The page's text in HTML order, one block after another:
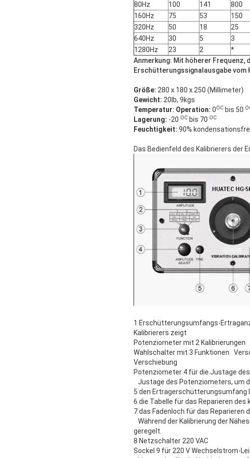
80Hz
100 141 800
160Hz
75 53 150
320Hz
50 18 25
640Hz
30 5 3
1280Hz
23 2 *
Anmerkung: Mit höherer Frequenz,
Erschütterungssignalausgabe vom
Größe: 280 x 180 x 250 (Millimeter)
Gewicht: 20lb, 9kgs
Temperatur: Operation: 0OCbis 50
Lagerung: -20 OCbis 70 OC
Feuchtigkeit: 90%
Das Bedienfeld des Kalibrierers der
1 Erschütterungsumfangs-
Kalibrierers zeigt
Potenziometer mit 2 Kalibrierungen
Wahlschalter mit 3 Funktionen
Verschiebung
Potenziometer 4 für die Justage
Justage des Potenziometers, um
5 den Ertragerschütterungsumfang
6 die Tabelle für das Reparieren des
7 das Fadenloch für das Reparieren
Während der Kalibrierung der
geregelt.
8 Netzschalter 220 VAC
Sockel 9 für 220 V Wechselstrom-